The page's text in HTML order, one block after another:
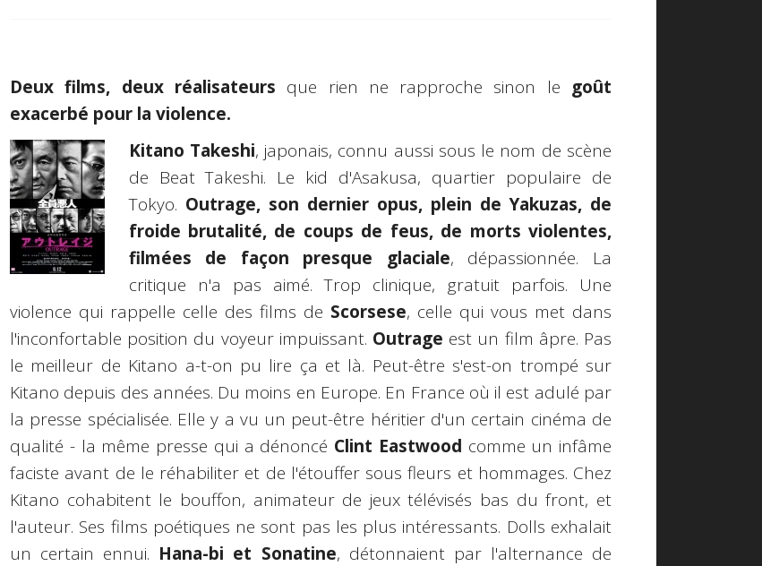
Deux films, deux réalisateurs que rien ne rapproche sinon le goût
exacerbé pour la violence.
Kitano Takeshi, japonais, connu aussi sous le nom de scène
de Beat Takeshi. Le kid d'Asakusa, quartier populaire de
Tokyo. Outrage, son dernier opus, plein de Yakuzas, de
froide brutalité, de coups de feus, de morts violentes,
filmées de façon presque glaciale, dépassionnée. La
critique n'a pas aimé. Trop clinique, gratuit parfois. Une
violence qui rappelle celle des films de Scorsese, celle qui vous met dans
l'inconfortable position du voyeur impuissant. Outrage est un film âpre. Pas
le meilleur de Kitano a-t-on pu lire ça et là. Peut-être s'est-on trompé sur
Kitano depuis des années. Du moins en Europe. En France où il est adulé par
la presse spécialisée. Elle y a vu un peut-être héritier d'un certain cinéma de
qualité - la même presse qui a dénoncé Clint Eastwood comme un infâme
faciste avant de le réhabiliter et de l'étouffer sous fleurs et hommages. Chez
Kitano cohabitent le bouffon, animateur de jeux télévisés bas du front, et
l'auteur. Ses films poétiques ne sont pas les plus intéressants. Dolls exhalait
un certain ennui. Hana-bi et Sonatine, détonnaient par l'alternance de